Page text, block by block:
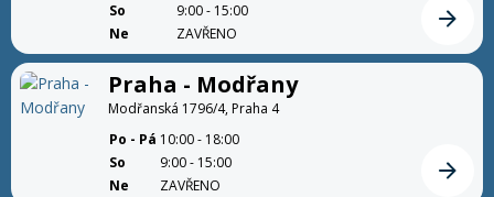
So
9:00 - 15:00
Ne
ZAVŘENO
Detail
Praha - Modřany
Modřanská 1796/4, Praha 4
Po - Pá 10:00 - 18:00
So
9:00 - 15:00
Ne
ZAVŘENO
Detail